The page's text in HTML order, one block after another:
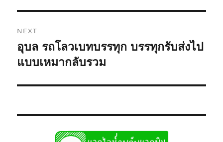
NEXT
Next
post:
อุบล รถโลวเบทบรรทุก บรรทุกรับส่งไป
แบบเหมากลับรวม